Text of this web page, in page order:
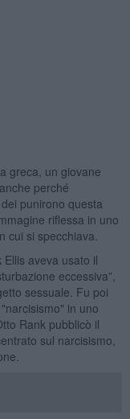
greca, un giovane
perché
punirono questa
riflessa in uno
cui si specchiava.
aveva usato il
eccessiva”,
sessuale. Fu poi
in uno
Rank pubblicò il
sul narcisismo,